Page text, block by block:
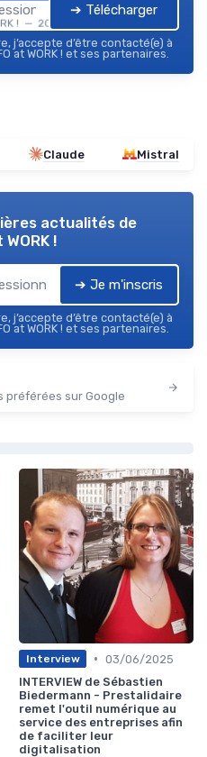
! — 2026
➔ Télécharger
j’accepte d’être contacté(e) à
at WORK ! et ses partenaires.
Claude Mistral
actualités de
WORK !
➔ Je m'inscris
j’accepte d’être contacté(e) à
at WORK ! et ses partenaires.
préférées sur Google
Interview • 03/06/2025
INTERVIEW de Sébastien
Biedermann - Prestalidaire
remet l'outil numérique au
service des entreprises afin
de faciliter leur
digitalisation